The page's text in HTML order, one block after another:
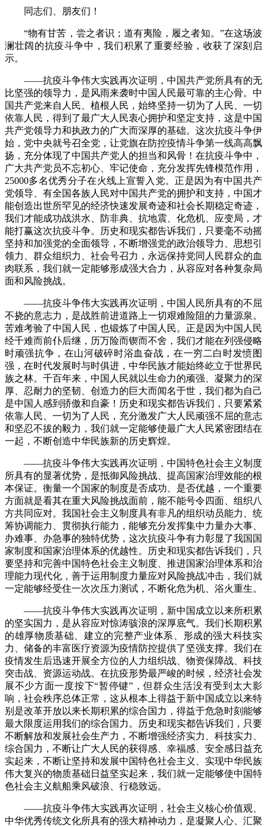
同志们、朋友们！
“物有甘苦，尝之者识；道有夷险，履之者知。”在这场波
澜壮阔的抗疫斗争中，我们积累了重要经验，收获了深刻启
示。
——抗疫斗争伟大实践再次证明，中国共产党所具有的无
比坚强的领导力，是风雨来袭时中国人民最可靠的主心骨。中
国共产党来自人民、植根人民，始终坚持一切为了人民、一切
依靠人民，得到了最广大人民衷心拥护和坚定支持，这是中国
共产党领导力和执政力的广大而深厚的基础。这次抗疫斗争伊
始，党中央就号召全党，让党旗在防控疫情斗争第一线高高飘
扬，充分体现了中国共产党人的担当和风骨！在抗疫斗争中，
广大共产党员不忘初心、牢记使命，充分发挥先锋模范作用，
25000多名优秀分子在火线上宣誓入党。正是因为有中国共产
党领导、有全国各族人民对中国共产党的拥护和支持，中国才
能创造出世所罕见的经济快速发展奇迹和社会长期稳定奇迹，
我们才能成功战洪水、防非典、抗地震、化危机、应变局，才
能打赢这次抗疫斗争。历史和现实都告诉我们，只要毫不动摇
坚持和加强党的全面领导，不断增强党的政治领导力、思想引
领力、群众组织力、社会号召力，永远保持党同人民群众的血
肉联系，我们就一定能够形成强大合力，从容应对各种复杂局
面和风险挑战。
——抗疫斗争伟大实践再次证明，中国人民所具有的不屈
不挠的意志力，是战胜前进道路上一切艰难险阻的力量源泉。
苦难考验了中国人民，也锻炼了中国人民。正是因为中国人民
经千难而前仆后继，历万险而锲而不舍，我们才能在列强侵略
时顽强抗争，在山河破碎时浴血奋战，在一穷二白时发愤图
强，在时代发展时与时俱进，中华民族才能始终屹立于世界民
族之林。千百年来，中国人民就以生命力的顽强、凝聚力的深
厚、忍耐力的坚韧、创造力的巨大而闻名于世，我们都为自己
是中国人感到骄傲和自豪！历史和现实都告诉我们，只要紧紧
依靠人民、一切为了人民，充分激发广大人民顽强不屈的意志
和坚忍不拔的毅力，我们就一定能够使最广大人民紧密团结在
一起，不断创造中华民族新的历史辉煌。
——抗疫斗争伟大实践再次证明，中国特色社会主义制度
所具有的显著优势，是抵御风险挑战、提高国家治理效能的根
本保证。衡量一个国家的制度是否成功、是否优越，一个重要
方面就是看其在重大风险挑战面前，能不能号令四面、组织八
方共同应对。我国社会主义制度具有非凡的组织动员能力、统
筹协调能力、贯彻执行能力，能够充分发挥集中力量办大事、
办难事、办急事的独特优势，这次抗疫斗争有力彰显了我国国
家制度和国家治理体系的优越性。历史和现实都告诉我们，只
要坚持和完善中国特色社会主义制度、推进国家治理体系和治
理能力现代化，善于运用制度力量应对风险挑战冲击，我们就
一定能够经受住一次次压力测试，不断化危为机、浴火重生。
——抗疫斗争伟大实践再次证明，新中国成立以来所积累
的坚实国力，是从容应对惊涛骇浪的深厚底气。我们长期积累
的雄厚物质基础、建立的完整产业体系、形成的强大科技实
力、储备的丰富医疗资源为疫情防控提供了坚强支撑。我们在
疫情发生后迅速开展全方位的人力组织战、物资保障战、科技
突击战、资源运动战。在抗疫形势最严峻的时候，经济社会发
展不少方面一度按下“暂停键”，但群众生活没有受到太大影
响，社会秩序总体正常，这从根本上得益于新中国成立以来特
别是改革开放以来长期积累的综合国力，得益于危急时刻能够
最大限度运用我们的综合国力。历史和现实都告诉我们，只要
不断解放和发展社会生产力，不断增强经济实力、科技实力、
综合国力，不断让广大人民的获得感、幸福感、安全感日益充
实起来，不断让坚持和发展中国特色社会主义、实现中华民族
伟大复兴的物质基础日益坚实起来，我们就一定能够使中国特
色社会主义航船乘风破浪、行稳致远。
——抗疫斗争伟大实践再次证明，社会主义核心价值观、
中华优秀传统文化所具有的强大精神动力，是凝聚人心、汇聚